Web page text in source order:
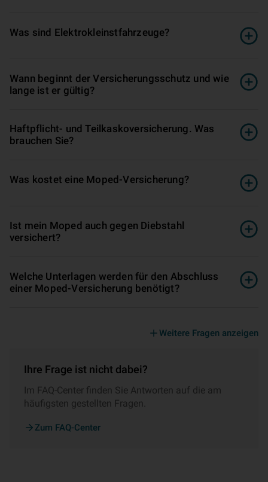
Was sind Elektrokleinst­fahr­zeug­e?
Wann beginnt der Ver­si­che­rungs­schutz und wie
lange ist er gültig?
Haft­pflicht- und Teilkasko­ver­si­che­rung. Was
brauchen Sie?
Was kostet eine Moped-Versicherung?
Ist mein Moped auch gegen Diebstahl
versichert?
Welche Unterlagen werden für den Abschluss
einer Moped-Versicherung benötigt?
Weitere Fragen anzeigen
Ihre Frage ist nicht dabei?
Im FAQ-Center finden Sie Antworten auf die am
häufigsten gestellten Fragen.
Zum FAQ-Center